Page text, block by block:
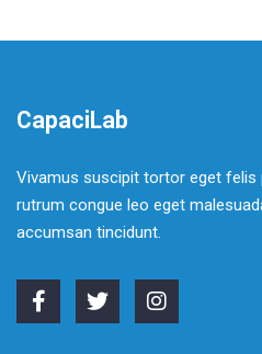
CapaciLab
Vivamus suscipit tortor eget
rutrum congue leo eget
accumsan tincidunt.